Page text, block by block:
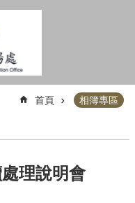
首頁 相簿專區
理說明會